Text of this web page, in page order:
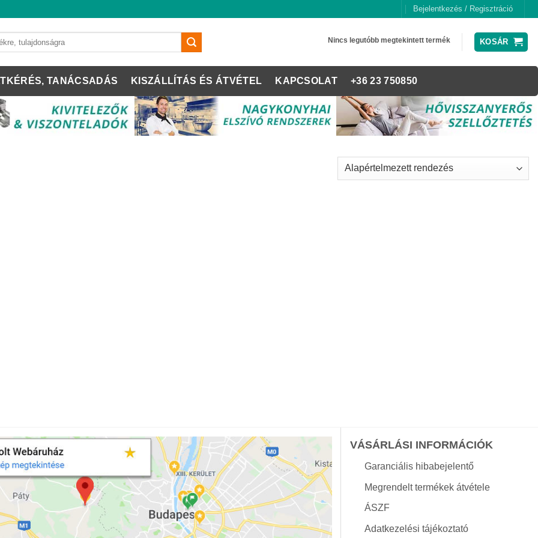
Bejelentkezés / Regisztráció
Nincs legutóbb megtekintett termék KOSÁR
TANÁCSADÁS KISZÁLLÍTÁS ÉS ÁTVÉTEL KAPCSOLAT +36 23 750850
VÁSÁRLÁSI INFORMÁCIÓK
Garanciális hibabejelentő
Megrendelt termékek átvétele
ÁSZF
Adatkezelési tájékoztató